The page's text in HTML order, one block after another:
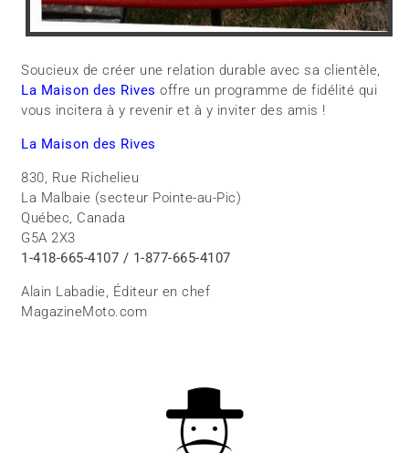
Soucieux de créer une relation durable avec sa clientèle,
La Maison des Rives offre un programme de fidélité qui
vous incitera à y revenir et à y inviter des amis !
La Maison des Rives
830, Rue Richelieu
La Malbaie (secteur Pointe-au-Pic)
Québec, Canada
G5A 2X3
1-418-665-4107 / 1-877-665-4107
Alain Labadie, Éditeur en chef
MagazineMoto.com